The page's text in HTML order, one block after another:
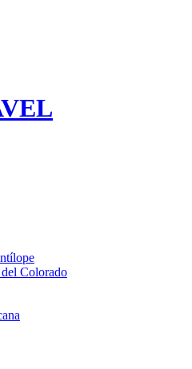
Colorado